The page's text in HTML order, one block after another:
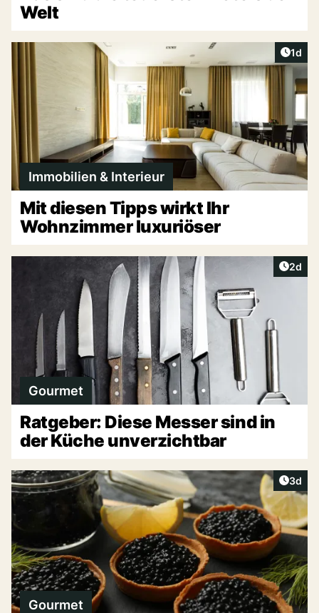
Welt
1d
Immobilien & Interieur
Mit diesen Tipps wirkt Ihr
Wohnzimmer luxuriöser
2d
Gourmet
Ratgeber: Diese Messer sind in
der Küche unverzichtbar
3d
Gourmet